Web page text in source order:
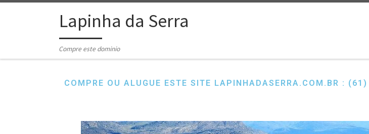
Skip to contentLapinha da Serra
Compre este dominio
COMPRE OU ALUGUE ESTE SITE LAPINHADASERRA.COM.BR :